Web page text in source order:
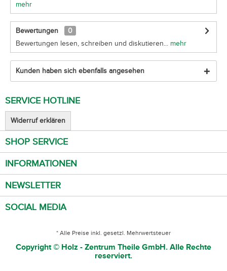
mehr
Bewertungen
0
Bewertungen lesen, schreiben und diskutieren... mehr
Kunden haben sich ebenfalls angesehen
SERVICE HOTLINE
Widerruf erklären
SHOP SERVICE
INFORMATIONEN
NEWSLETTER
SOCIAL MEDIA
* Alle Preise inkl. gesetzl. Mehrwertsteuer
Copyright © Holz - Zentrum Theile GmbH. Alle Rechte
reserviert.